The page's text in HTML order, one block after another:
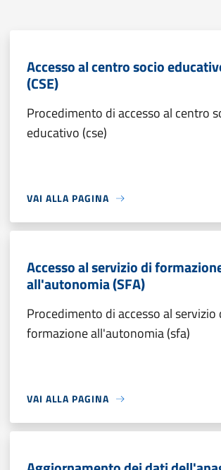
Accesso al centro socio
(CSE)
Procedimento di accesso al centro
educativo (cse)
VAI ALLA PAGINA
Accesso al servizio di
all'autonomia (SFA)
Procedimento di accesso al servizio
formazione all'autonomia (sfa)
VAI ALLA PAGINA